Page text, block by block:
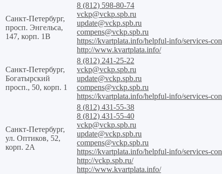
Санкт-Петербург,
просп. Энгельса,
147, корп. 1В
8 (812) 598-80-74
vckp@vckp.spb.ru
update@vckp.spb.ru
compens@vckp.spb.ru
https://kvartplata.info/helpful-info/services-
http://www.kvartplata.info/
Санкт-Петербург,
Богатырский
просп., 50, корп. 1
8 (812) 241-25-22
vckp@vckp.spb.ru
update@vckp.spb.ru
compens@vckp.spb.ru
https://kvartplata.info/helpful-info/services-
Санкт-Петербург,
ул. Оптиков, 52,
корп. 2А
8 (812) 431-55-38
8 (812) 431-55-40
vckp@vckp.spb.ru
update@vckp.spb.ru
compens@vckp.spb.ru
https://kvartplata.info/helpful-info/services-
http://vckp.spb.ru/
http://www.kvartplata.info/